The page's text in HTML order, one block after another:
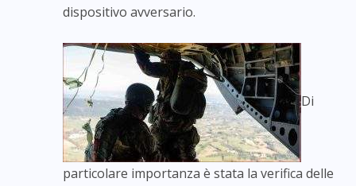
dispositivo avversario.
Di
particolare importanza è stata la verifica delle